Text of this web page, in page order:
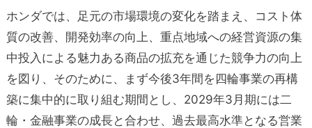
ホンダでは、足元の市場環境の変化を踏まえ、コスト体
質の改善、開発効率の向上、重点地域への経営資源の集
中投入による魅力ある商品の拡充を通じた競争力の向上
を図り、そのために、まず今後3年間を四輪事業の再構
築に集中的に取り組む期間とし、2029年3月期には二
輪・金融事業の成長と合わせ、過去最高水準となる営業